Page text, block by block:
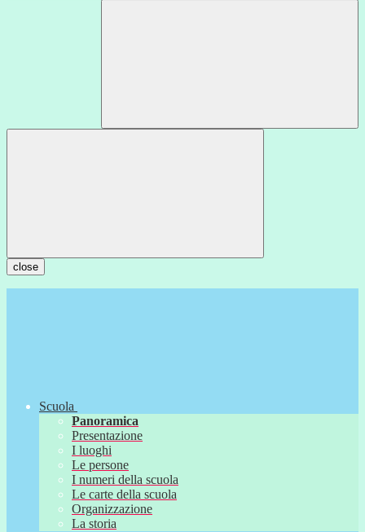
close
Scuola
Panoramica
Presentazione
I luoghi
Le persone
I numeri della scuola
Le carte della scuola
Organizzazione
La storia